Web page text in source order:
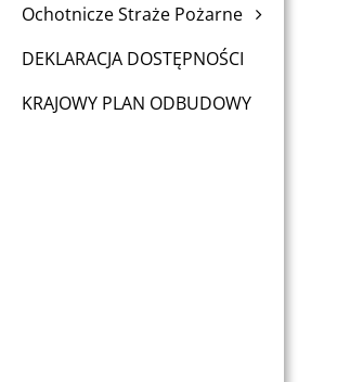
Ochotnicze Straże Pożarne
DEKLARACJA DOSTĘPNOŚCI
KRAJOWY PLAN ODBUDOWY